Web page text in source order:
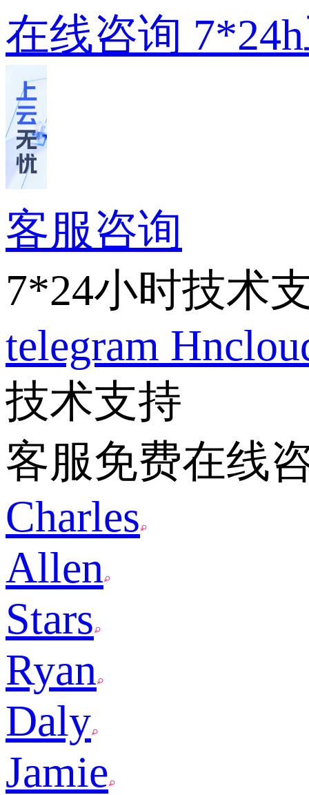
在线咨询
客服咨询
7*24小时技术
telegram
技术支持
客服免费在线
Charles
Allen
Stars
Ryan
Daly
Jamie